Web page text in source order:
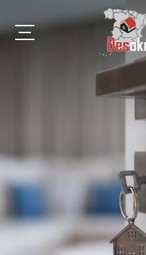
Benalmádena
Córdoba